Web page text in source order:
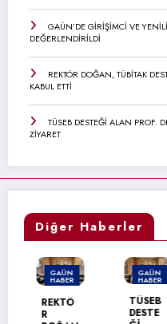
GAÜN’DE GİRİŞİMCİ VE
DEĞERLENDİRİLDİ
REKTÖR DOĞAN, TÜBİTAK
KABUL ETTİ
TÜSEB DESTEĞİ ALAN PROF.
ZİYARET
Diğer Haberler
GAÜN
HABER
REKTÖ
GAÜN
HABER
TÜSEB
DESTE